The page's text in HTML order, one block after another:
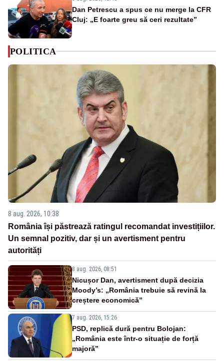
Dan Petrescu a spus ce nu merge la CFR
Cluj: „E foarte greu să ceri rezultate”
POLITICA
8 aug. 2026, 10:38
România își păstrează ratingul recomandat investițiilor.
Un semnal pozitiv, dar și un avertisment pentru
autorități
8 aug. 2026, 08:51
Nicușor Dan, avertisment după decizia
Moody’s: „România trebuie să revină la
creștere economică”
7 aug. 2026, 15:26
PSD, replică dură pentru Bolojan:
„România este într-o situație de forță
majoră”